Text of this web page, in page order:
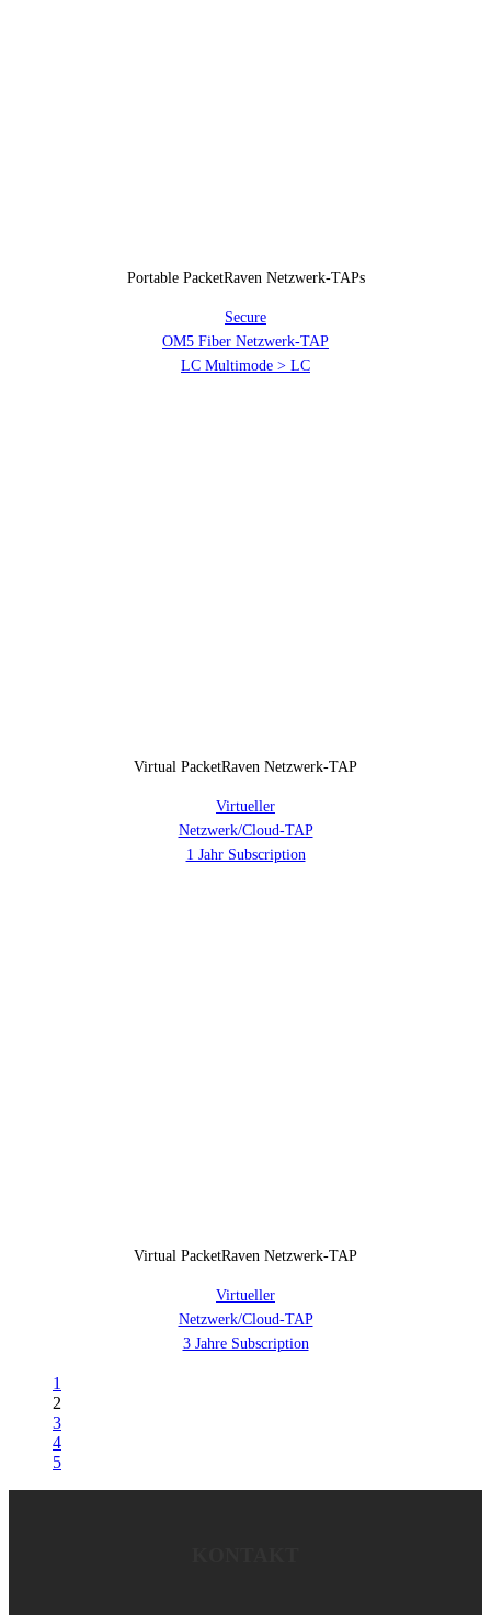
Portable PacketRaven Netzwerk-TAPs
Secure
OM5 Fiber Netzwerk-TAP
LC Multimode > LC
Virtual PacketRaven Netzwerk-TAP
Virtueller
Netzwerk/Cloud-TAP
1 Jahr Subscription
Virtual PacketRaven Netzwerk-TAP
Virtueller
Netzwerk/Cloud-TAP
3 Jahre Subscription
1
2
3
4
5